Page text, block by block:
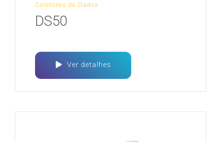
Coletores de Dados
DS50
Ver detalhes